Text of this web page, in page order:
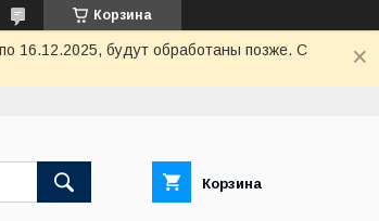
Корзина
16.12.2025, будут обработаны позже. С
Корзина